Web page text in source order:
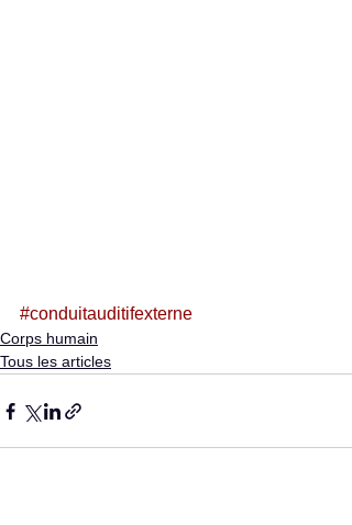
#conduitauditifexterne
Corps humain
Tous les articles